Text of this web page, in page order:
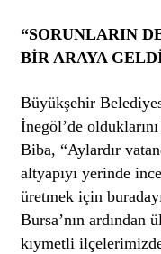
“SORUNLARIN
BİR ARAYA
Büyükşehir
İnegöl’de
Biba, “Aylardır
altyapıyı yerinde
üretmek için
Bursa’nın ardından
kıymetli